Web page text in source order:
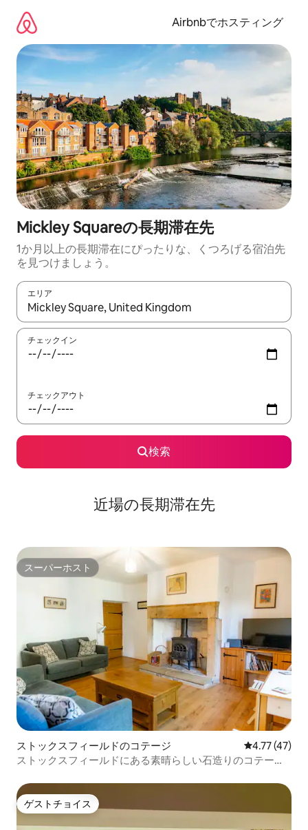
Airbnbでホスティング
Mickley Squareの長期滞在先
1か月以上の長期滞在にぴったりな、くつろげる宿泊先
を見つけましょう。
エリア
検索結果が表示されたら、上下の矢印キーを使って移動するか
チェックイン
チェックアウト
検索
近場の長期滞在先
スーパーホスト
スーパーホスト
ストックスフィールドのコテージ レビュー47
4.77 (47)
ストックスフィールドにある素晴らしい石造りのコテージ
ゲストチョイス
ゲストチョイス